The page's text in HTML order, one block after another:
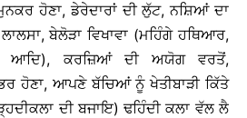
ਹੋਣਾ, ਡੇਰੇਦਾਰਾਂ ਦੀ ਲੁੱਟ, ਨਸ਼ਿਆਂ ਦਾ
ਬੇਲੋੜਾ ਵਿਖਾਵਾ (ਮਹਿੰਗੇ ਹਥਿਆਰ,
ਆਦਿ), ਕਰਜ਼ਿਆਂ ਦੀ ਅਯੋਗ ਵਰਤੋਂ,
ਹੋਣਾ, ਆਪਣੇ ਬੱਚਿਆਂ ਨੂੰ ਖੇਤੀਬਾੜੀ ਕਿੱਤੇ
ਦੀ ਬਜਾਇ) ਢਹਿੰਦੀ ਕਲਾ ਵੱਲ ਲੈ